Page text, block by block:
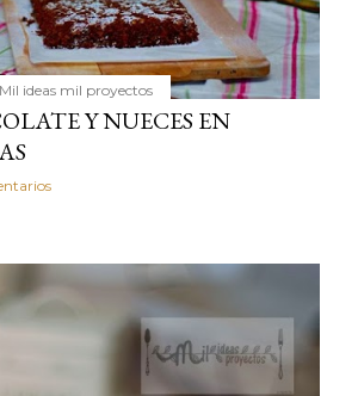
ideas mil proyectos
Y NUECES EN